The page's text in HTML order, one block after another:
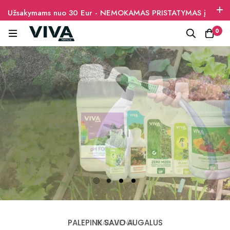
Užsakymams nuo 30 Eur - NEMOKAMAS PRISTATYMAS į
paštomatus
0
RINKINYS JŪSŲ PATOGUMUI
PALEPINK SAVO AUGALUS
NAUJIENA
NAMAMS IR SODUI
RINKINYS JŪSŲ PATOGUMUI
PALEPINK SAVO AUGALUS